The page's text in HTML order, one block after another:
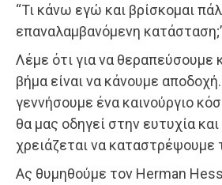
“Τι κάνω εγώ και βρίσκομαι
επαναλαμβανόμενη
Λέμε ότι για να θεραπεύσουμε
βήμα είναι να κάνουμε αποδοχή.
γεννήσουμε ένα καινούργιο
θα μας οδηγεί στην ευτυχία
χρειάζεται να καταστρέψουμε
Ας θυμηθούμε τον Herman